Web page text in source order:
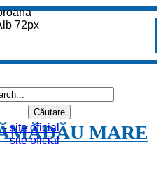
MARE